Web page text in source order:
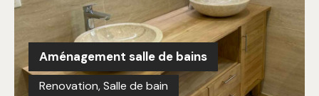
Aménagement salle de bains
Renovation,Salle de bain